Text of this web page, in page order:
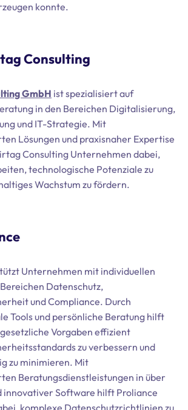
konnte.
Consulting
GmbH ist spezialisiert auf
in den Bereichen Digitalisierung,
und IT-Strategie. Mit
Lösungen und praxisnaher Expertise
Consulting Unternehmen dabei,
technologische Potenziale zu
Wachstum zu fördern.
Unternehmen mit individuellen
Datenschutz,
und Compliance. Durch
Tools und persönliche Beratung hilft
Vorgaben effizient
zu verbessern und
zu minimieren. Mit
Beratungsdienstleistungen in über
innovativer Software hilft Proliance
komplexe Datenschutzrichtlinien zu